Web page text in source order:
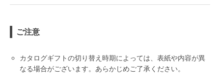
ご注意
カタログギフトの切り替え時期によっては、表紙や内容が異
なる場合がございます。あらかじめご了承ください。